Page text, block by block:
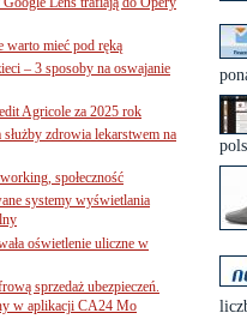
warto mieć pod ręką
– 3 sposoby na oswajanie
Agricole za 2025 rok
zdrowia lekarstwem na
społeczność
systemy wyświetlania
oświetlenie uliczne w
sprzedaż ubezpieczeń.
w aplikacji CA24 Mo